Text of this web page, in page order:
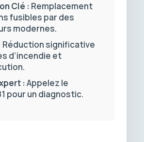
Clé : Remplacement
fusibles par des
modernes.
Réduction significative
d’incendie et
:Appelez le
pour un diagnostic.